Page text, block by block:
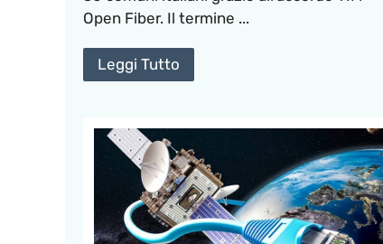
Open Fiber. Il termine ...
Leggi Tutto